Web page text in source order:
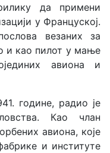
да примени
у Француској.
везаних за
и као пилот у мање
авиона и
године, радио је
Као члан
авиона, које
и институте